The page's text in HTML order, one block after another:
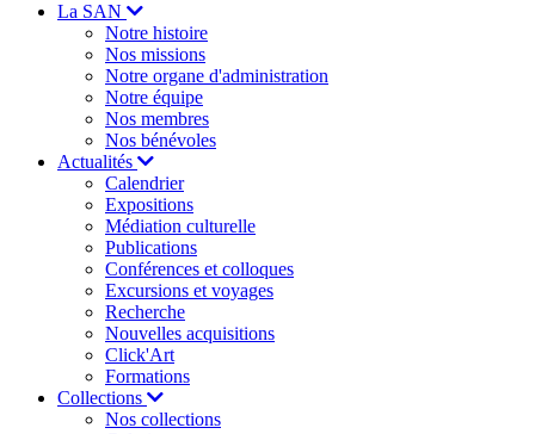
La SAN
Notre histoire
Nos missions
Notre organe d'administration
Notre équipe
Nos membres
Nos bénévoles
Actualités
Calendrier
Expositions
Médiation culturelle
Publications
Conférences et colloques
Excursions et voyages
Recherche
Nouvelles acquisitions
Click'Art
Formations
Collections
Nos collections